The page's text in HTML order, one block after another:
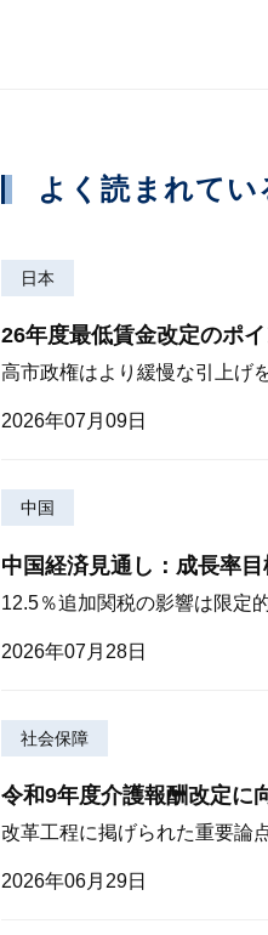
よく読まれてい
日本
26年度最低賃金改定のポ
高市政権はより緩慢な引上げ
2026年07月09日
中国
中国経済見通し：成長率
12.5％追加関税の影響は限定
2026年07月28日
社会保障
令和9年度介護報酬改定に
改革工程に掲げられた重要論
2026年06月29日